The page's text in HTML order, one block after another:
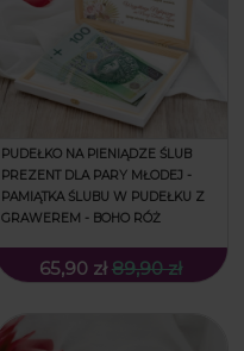
PUDEŁKO NA PIENIĄDZE ŚLUB
PREZENT DLA PARY MŁODEJ -
PAMIĄTKA ŚLUBU W PUDEŁKU Z
GRAWEREM - BOHO RÓŻ
65,90 zł 89,90 zł